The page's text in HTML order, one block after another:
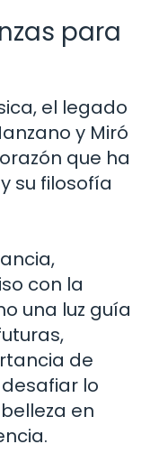
para
el legado
y Miró
que ha
su filosofía
con la
una luz guía
de
lo
en